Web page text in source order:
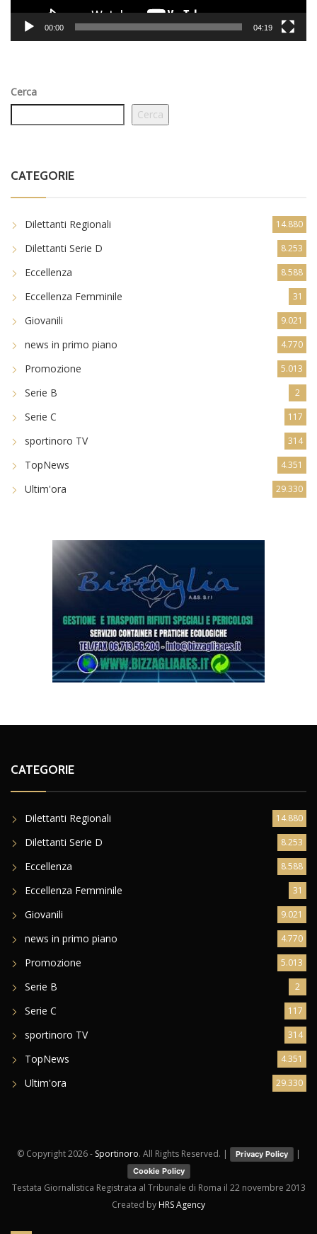
00:00 04:19
Cerca
Cerca
CATEGORIE
Dilettanti Regionali 14.880
Dilettanti Serie D 8.253
Eccellenza 8.588
Eccellenza Femminile 31
Giovanili 9.021
news in primo piano 4.770
Promozione 5.013
Serie B 2
Serie C 117
sportinoro TV 314
TopNews 4.351
Ultim'ora 29.330
CATEGORIE
Dilettanti Regionali 14.880
Dilettanti Serie D 8.253
Eccellenza 8.588
Eccellenza Femminile 31
Giovanili 9.021
news in primo piano 4.770
Promozione 5.013
Serie B 2
Serie C 117
sportinoro TV 314
TopNews 4.351
Ultim'ora 29.330
© Copyright2026 - Sportinoro. All Rights Reserved. | Privacy Policy |
Cookie Policy
Testata Giornalistica Registrata al Tribunale di Roma il 22 novembre 2013
Created by HRS Agency